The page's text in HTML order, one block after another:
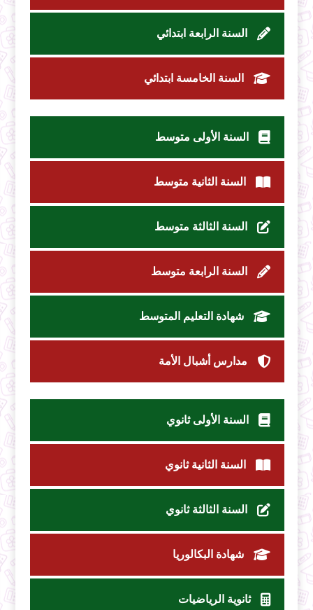
السنة الرابعة ابتدائي
السنة الخامسة ابتدائي
السنة الأولى متوسط
السنة الثانية متوسط
السنة الثالثة متوسط
السنة الرابعة متوسط
شهادة التعليم المتوسط
مدارس أشبال الأمة
السنة الأولى ثانوي
السنة الثانية ثانوي
السنة الثالثة ثانوي
شهادة البكالوريا
ثانوية الرياضيات